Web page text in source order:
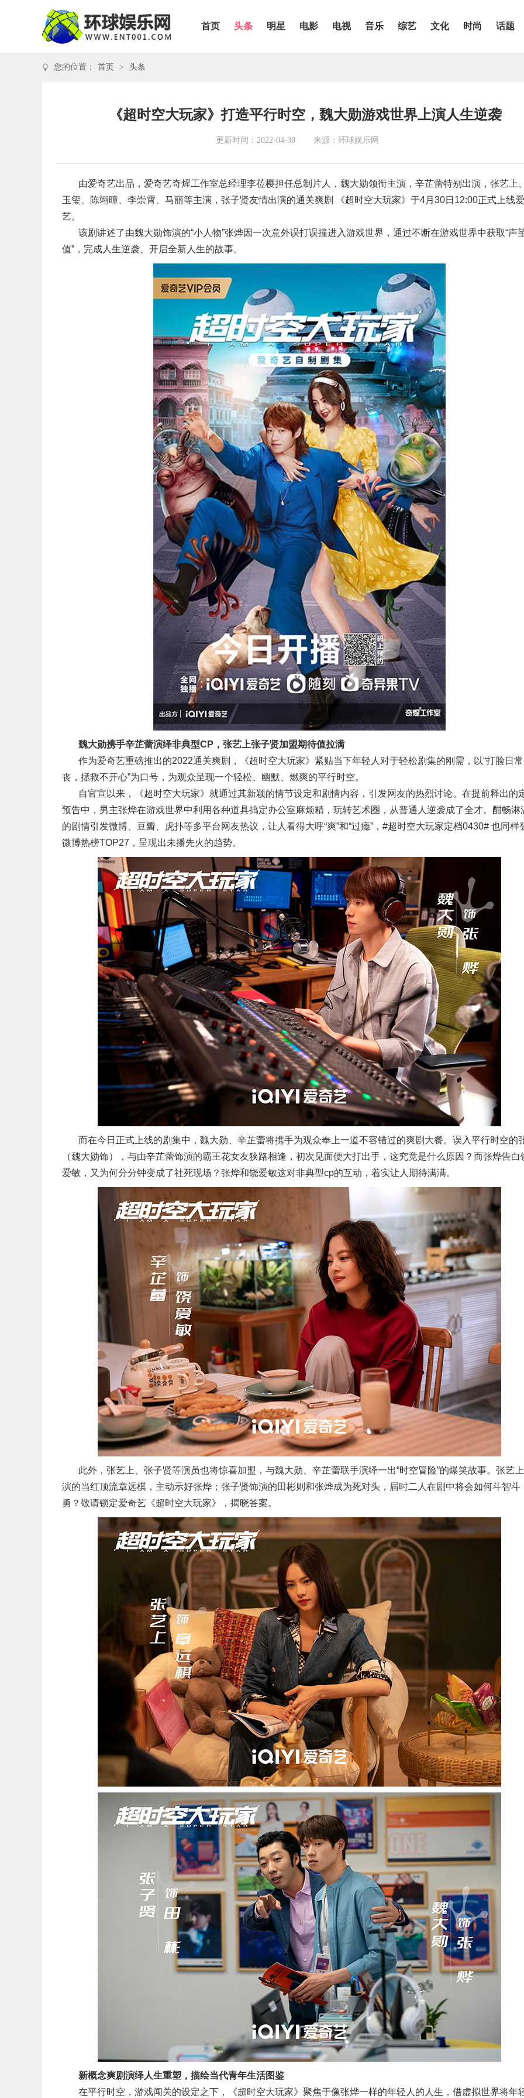
首页 头条 明星 电影 电视 音乐 综艺 文化 时尚 话题
您的位置： 首页 > 头条
《超时空大玩家》打造平行时空，魏大勋游戏世界上演人生逆袭
更新时间：2022-04-30 来源：环球娱乐网
由爱奇艺出品，爱奇艺奇煋工作室总经理李莅樱担任总制片人，魏大勋领衔主演，辛芷蕾特别出演，张艺上
玉玺、陈翊曈、李崇霄、马丽等主演，张子贤友情出演的通关爽剧 《超时空大玩家》于4月30日12:00正式上线
艺。
该剧讲述了由魏大勋饰演的“小人物”张烨因一次意外误打误撞进入游戏世界，通过不断在游戏世界中获取“声
值”，完成人生逆袭、开启全新人生的故事。
魏大勋携手辛芷蕾演绎非典型CP，张艺上张子贤加盟期待值拉满
作为爱奇艺重磅推出的2022通关爽剧，《超时空大玩家》紧贴当下年轻人对于轻松剧集的刚需，以“打脸日常
丧，拯救不开心”为口号，为观众呈现一个轻松、幽默、燃爽的平行时空。
自官宣以来，《超时空大玩家》就通过其新颖的情节设定和剧情内容，引发网友的热烈讨论。在提前释出的
预告中，男主张烨在游戏世界中利用各种道具搞定办公室麻烦精，玩转艺术圈，从普通人逆袭成了全才。酣畅淋
的剧情引发微博、豆瓣、虎扑等多平台网友热议，让人看得大呼“爽”和“过瘾”，#超时空大玩家定档0430# 也同样
微博热榜TOP27，呈现出未播先火的趋势。
而在今日正式上线的剧集中，魏大勋、辛芷蕾将携手为观众奉上一道不容错过的爽剧大餐。误入平行时空的
（魏大勋饰），与由辛芷蕾饰演的霸王花女友狭路相逢，初次见面便大打出手，这究竟是什么原因？而张烨告白
爱敏，又为何分分钟变成了社死现场？张烨和饶爱敏这对非典型cp的互动，着实让人期待满满。
此外，张艺上、张子贤等演员也将惊喜加盟，与魏大勋、辛芷蕾联手演绎一出“时空冒险”的爆笑故事。张艺
演的当红顶流章远棋，主动示好张烨；张子贤饰演的田彬则和张烨成为死对头，届时二人在剧中将会如何斗智斗
勇？敬请锁定爱奇艺《超时空大玩家》，揭晓答案。
新概念爽剧演绎人生重塑，描绘当代青年生活图鉴
在平行时空，游戏闯关的设定之下，《超时空大玩家》聚焦于像张烨一样的年轻人的人生，借虚拟世界将年